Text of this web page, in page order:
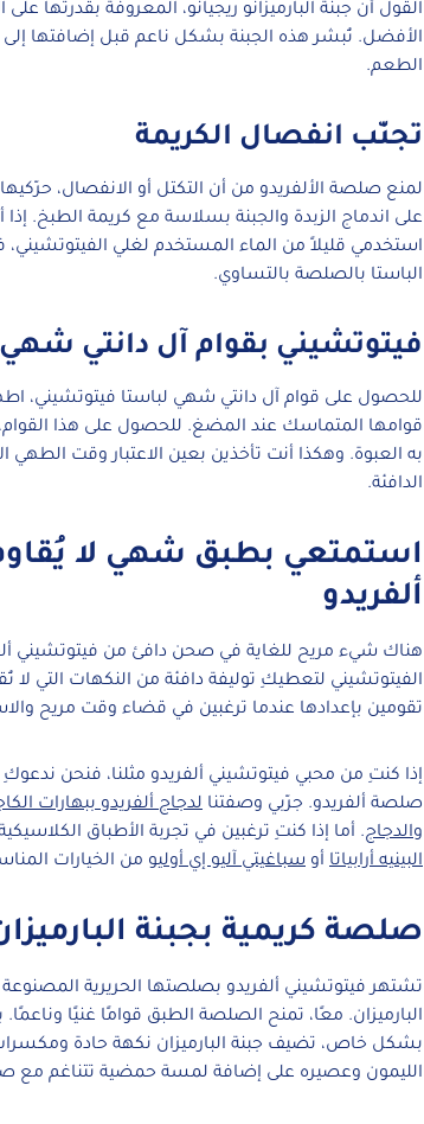
القول أن جبنة البارميزانو ريجيانو، المعروفة بقدرتها
الأفضل. تُبشر هذه الجبنة بشكل ناعم قبل إضافتها
الطعم.
تجنّب انفصال الكريمة
لمنع صلصة الألفريدو من أن التكتل أو الانفصال،
على اندماج الزبدة والجبنة بسلاسة مع كريمة الطبخ.
استخدمي قليلاً من الماء المستخدم لغلي
الباستا بالصلصة بالتساوي.
فيتوتشيني بقوام آل دانتي شهي
للحصول على قوام آل دانتي شهي لباستا فيتوتشيني،
قوامها المتماسك عند المضغ. للحصول على هذا
به العبوة. وهكذا أنت تأخذين بعين الاعتبار وقت الطهي
الدافئة.
استمتعي بطبق شهي لا
ألفريدو
هناك شيء مريح للغاية في صحن دافئ من فيتوتشيني
الفيتوتشيني لتعطيكِ توليفة دافئة من النكهات التي
تقومين بإعدادها عندما ترغبين في قضاء وقت مريح
إذا كنتِ من محبي فيتوتشيني ألفريدو مثلنا، فنحن
صلصة ألفريدو. جرّبي وصفتنا لدجاج ألفريدو ببهارات
والدجاج. أما إذا كنتِ ترغبين في تجربة الأطباق
البينيه أرابياتا أو سباغيتي آليو إي أوليو من الخيارات
صلصة كريمية بجبنة
تشتهر فيتوتشيني ألفريدو بصلصتها الحريرية
البارميزان. معًا، تمنح الصلصة الطبق قوامًا غنيًا وناعمًا.
بشكل خاص، تضيف جبنة البارميزان نكهة حادة
الليمون وعصيره على إضافة لمسة حمضية تتناغم مع